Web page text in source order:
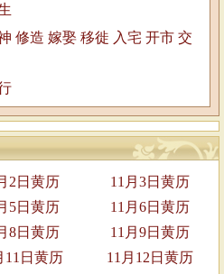
修造 嫁娶 移徙 入宅 开市 交
2日黄历
11月3日黄历
5日黄历
11月6日黄历
8日黄历
11月9日黄历
11日黄历
11月12日黄历